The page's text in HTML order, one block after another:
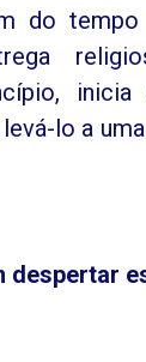
do tempo
lo a
despertar